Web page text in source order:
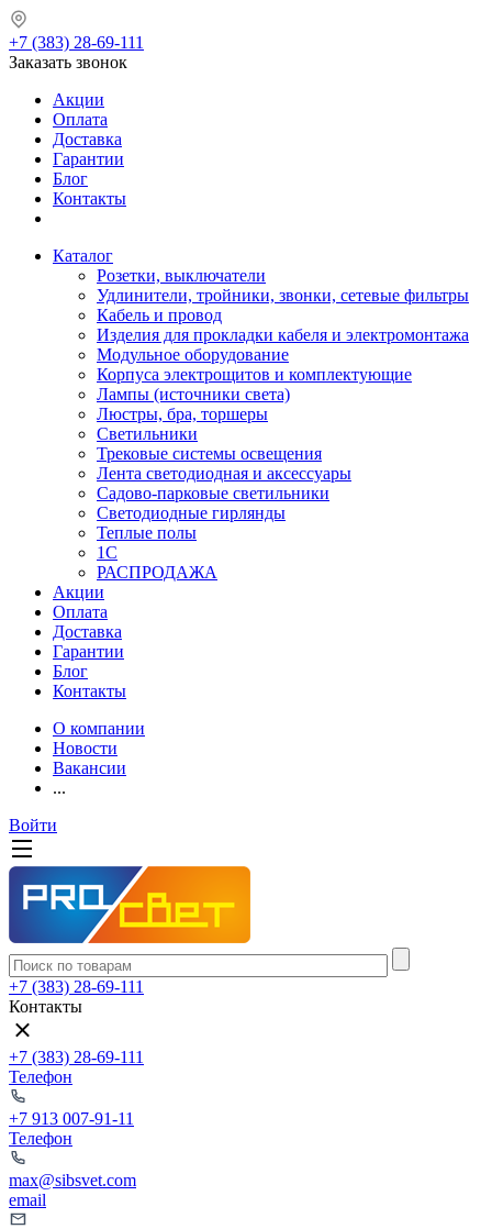
+7 (383) 28-69-111
Заказать звонок
Акции
Оплата
Доставка
Гарантии
Блог
Контакты
Каталог
Розетки, выключатели
Удлинители, тройники, звонки, сетевые фильтры
Кабель и провод
Изделия для прокладки кабеля и электромонтажа
Модульное оборудование
Корпуса электрощитов и комплектующие
Лампы (источники света)
Люстры, бра, торшеры
Светильники
Трековые системы освещения
Лента светодиодная и аксессуары
Садово-парковые светильники
Светодиодные гирлянды
Теплые полы
1С
РАСПРОДАЖА
Акции
Оплата
Доставка
Гарантии
Блог
Контакты
О компании
Новости
Вакансии
...
Войти
+7 (383) 28-69-111
Контакты
+7 (383) 28-69-111
Телефон
+7 913 007-91-11
Телефон
max@sibsvet.com
email